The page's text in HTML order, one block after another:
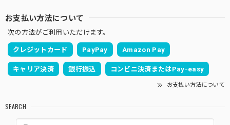
お支払い方法について
次の方法がご利用いただけます。
クレジットカード PayPay Amazon Pay
キャリア決済 銀行振込 コンビニ決済またはPay-easy
お支払い方法について
SEARCH